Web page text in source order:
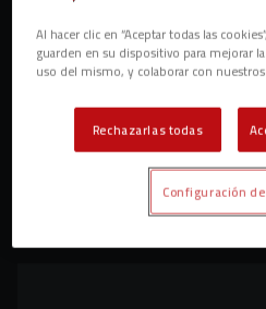
Al hacer clic en “Aceptar todas las
guarden en su dispositivo para mejorar
uso del mismo, y colaborar con
Rechazarlas todas
Configuración